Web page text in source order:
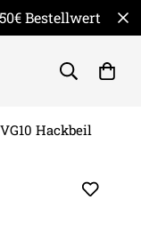
Bestellwert
Hackbeil